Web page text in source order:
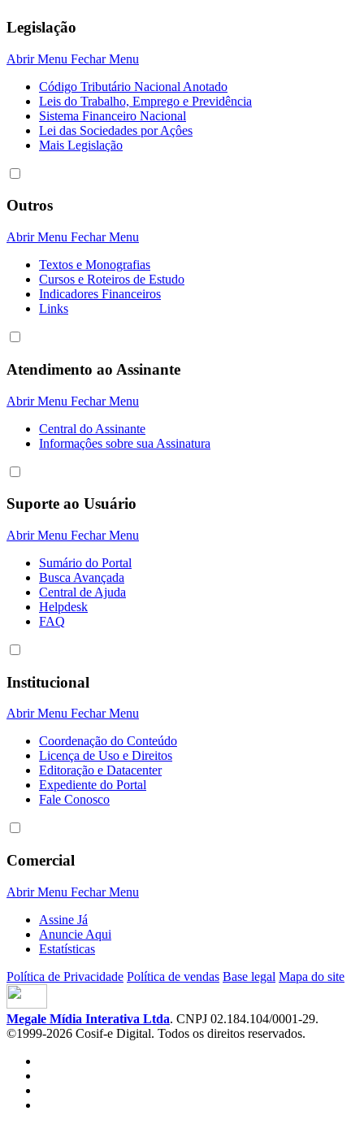
Legislação
Abrir Menu Fechar Menu
Código Tributário Nacional Anotado
Leis do Trabalho, Emprego e Previdência
Sistema Financeiro Nacional
Lei das Sociedades por Açôes
Mais Legislação
Outros
Abrir Menu Fechar Menu
Textos e Monografias
Cursos e Roteiros de Estudo
Indicadores Financeiros
Links
Atendimento ao Assinante
Abrir Menu Fechar Menu
Central do Assinante
Informaçôes sobre sua Assinatura
Suporte ao Usuário
Abrir Menu Fechar Menu
Sumário do Portal
Busca Avançada
Central de Ajuda
Helpdesk
FAQ
Institucional
Abrir Menu Fechar Menu
Coordenação do Conteúdo
Licença de Uso e Direitos
Editoração e Datacenter
Expediente do Portal
Fale Conosco
Comercial
Abrir Menu Fechar Menu
Assine Já
Anuncie Aqui
Estatísticas
Política de Privacidade Política de vendas Base legal Mapa do site
Megale Mídia Interativa Ltda. CNPJ 02.184.104/0001-29.
©1999-2026 Cosif-e Digital. Todos os direitos reservados.